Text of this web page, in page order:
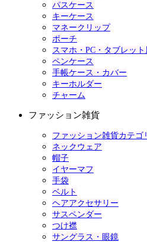
パスケース
キーケース
マネークリップ
ポーチ
スマホ・PC・タブレット
ペンケース
手帳ケース・カバー
キーホルダー
チャーム
ファッション雑貨
ファッション雑貨カテゴ
ネックウェア
帽子
イヤーマフ
手袋
ベルト
ヘアアクセサリー
サスペンダー
つけ襟
サングラス・眼鏡